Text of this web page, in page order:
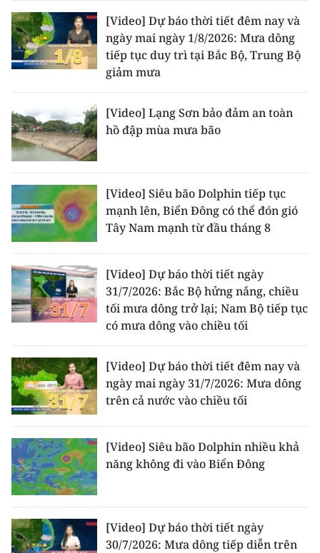
[Video] Dự báo thời tiết đêm nay và
ngày mai ngày 1/8/2026: Mưa dông
tiếp tục duy trì tại Bắc Bộ, Trung Bộ
giảm mưa
[Video] Lạng Sơn bảo đảm an toàn
hồ đập mùa mưa bão
[Video] Siêu bão Dolphin tiếp tục
mạnh lên, Biển Đông có thể đón gió
Tây Nam mạnh từ đầu tháng 8
[Video] Dự báo thời tiết ngày
31/7/2026: Bắc Bộ hửng nắng, chiều
tối mưa dông trở lại; Nam Bộ tiếp tục
có mưa dông vào chiều tối
[Video] Dự báo thời tiết đêm nay và
ngày mai ngày 31/7/2026: Mưa dông
trên cả nước vào chiều tối
[Video] Siêu bão Dolphin nhiều khả
năng không đi vào Biển Đông
[Video] Dự báo thời tiết ngày
30/7/2026: Mưa dông tiếp diễn trên